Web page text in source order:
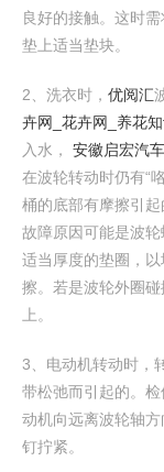
良好的接触。这时
垫上适当垫块。
2、洗衣时， 优阅汇
卉网_花卉网_养花
入水， 安徽启宏汽
在波轮转动时仍有“
桶的底部有摩擦引起
故障原因可能是波
适当厚度的垫圈，
擦。若是波轮外圈
上。
3、电动机转动时，
带松弛而引起的。
动机向远离波轮轴
钉拧紧。